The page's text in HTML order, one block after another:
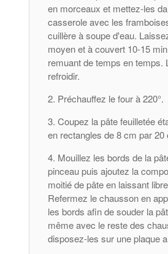
en morceaux et mettez-les
casserole avec les
cuillère à soupe d'eau.
moyen et à couvert 10-15
remuant de temps en temps.
refroidir.
Préchauffez le four à 220°.
Coupez la pâte feuilletée
en rectangles de 8 cm par 20
Mouillez les bords de la
pinceau puis ajoutez la
moitié de pâte en laissant
Refermez le chausson en
les bords afin de souder la
même avec le reste des
disposez-les sur une plaque